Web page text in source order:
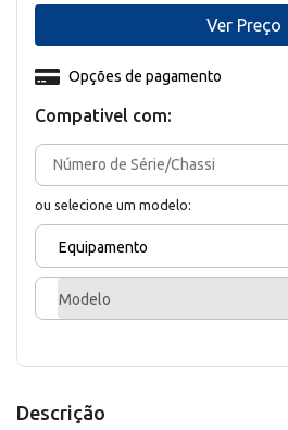
Compativel com:
ou selecione um modelo:
Equipamento
Modelo
Opções de pagamento
Ver Preço
Descrição